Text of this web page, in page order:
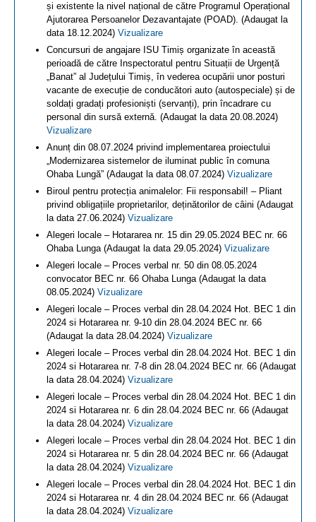
și existente la nivel național de către Programul Operațional
Ajutorarea Persoanelor Dezavantajate (POAD). (Adaugat la
data 18.12.2024) Vizualizare
Concursuri de angajare ISU Timiș organizate în această
perioadă de către Inspectoratul pentru Situații de Urgență
„Banat” al Județului Timiș, în vederea ocupării unor posturi
vacante de execuție de conducători auto (autospeciale) și de
soldați gradați profesioniști (servanți), prin încadrare cu
personal din sursă externă. (Adaugat la data 20.08.2024)
Vizualizare
Anunț din 08.07.2024 privind implementarea proiectului
„Modernizarea sistemelor de iluminat public în comuna
Ohaba Lungă” (Adaugat la data 08.07.2024) Vizualizare
Biroul pentru protecția animalelor: Fii responsabil! – Pliant
privind obligațiile proprietarilor, deținătorilor de câini (Adaugat
la data 27.06.2024) Vizualizare
Alegeri locale – Hotararea nr. 15 din 29.05.2024 BEC nr. 66
Ohaba Lunga (Adaugat la data 29.05.2024) Vizualizare
Alegeri locale – Proces verbal nr. 50 din 08.05.2024
convocator BEC nr. 66 Ohaba Lunga (Adaugat la data
08.05.2024) Vizualizare
Alegeri locale – Proces verbal din 28.04.2024 Hot. BEC 1 din
2024 si Hotararea nr. 9-10 din 28.04.2024 BEC nr. 66
(Adaugat la data 28.04.2024) Vizualizare
Alegeri locale – Proces verbal din 28.04.2024 Hot. BEC 1 din
2024 si Hotararea nr. 7-8 din 28.04.2024 BEC nr. 66 (Adaugat
la data 28.04.2024) Vizualizare
Alegeri locale – Proces verbal din 28.04.2024 Hot. BEC 1 din
2024 si Hotararea nr. 6 din 28.04.2024 BEC nr. 66 (Adaugat
la data 28.04.2024) Vizualizare
Alegeri locale – Proces verbal din 28.04.2024 Hot. BEC 1 din
2024 si Hotararea nr. 5 din 28.04.2024 BEC nr. 66 (Adaugat
la data 28.04.2024) Vizualizare
Alegeri locale – Proces verbal din 28.04.2024 Hot. BEC 1 din
2024 si Hotararea nr. 4 din 28.04.2024 BEC nr. 66 (Adaugat
la data 28.04.2024) Vizualizare